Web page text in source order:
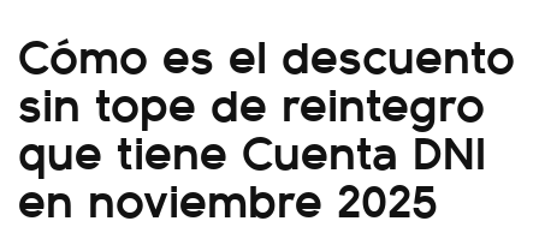
Cómo es el descuento
sin tope de reintegro
que tiene Cuenta DNI
en noviembre 2025